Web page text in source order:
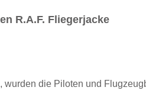
R.A.F. Fliegerjacke
die Piloten und